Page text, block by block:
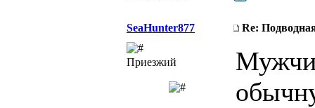
SeaHunter877 Re:
Приезжий